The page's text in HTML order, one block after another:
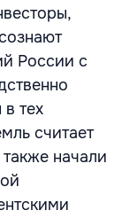
России с
тех
считает
начали